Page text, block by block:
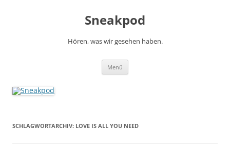
Sneakpod
Hören, was wir gesehen haben.
Menü
SCHLAGWORTARCHIV: LOVE IS ALL YOU NEED